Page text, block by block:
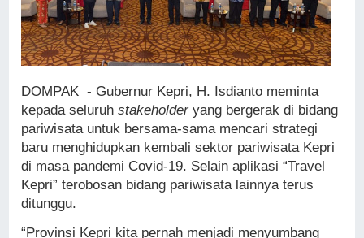
DOMPAK - Gubernur Kepri, H. Isdianto meminta
kepada seluruhstakeholderyang bergerak di bidang
pariwisata untuk bersama-sama mencari strategi
baru menghidupkan kembali sektor pariwisata Kepri
di masa pandemi Covid-19. Selain aplikasi “Travel
Kepri” terobosan bidang pariwisata lainnya terus
ditunggu.
“Provinsi Kepri kita pernah menjadi menyumbang